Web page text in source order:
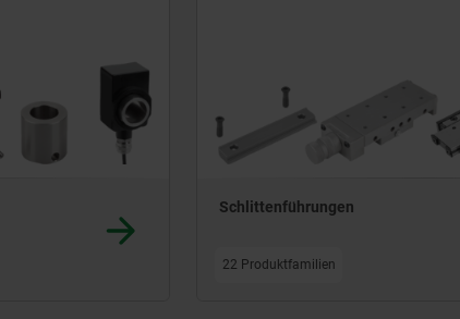
Schlittenführungen
22 Produktfamilien